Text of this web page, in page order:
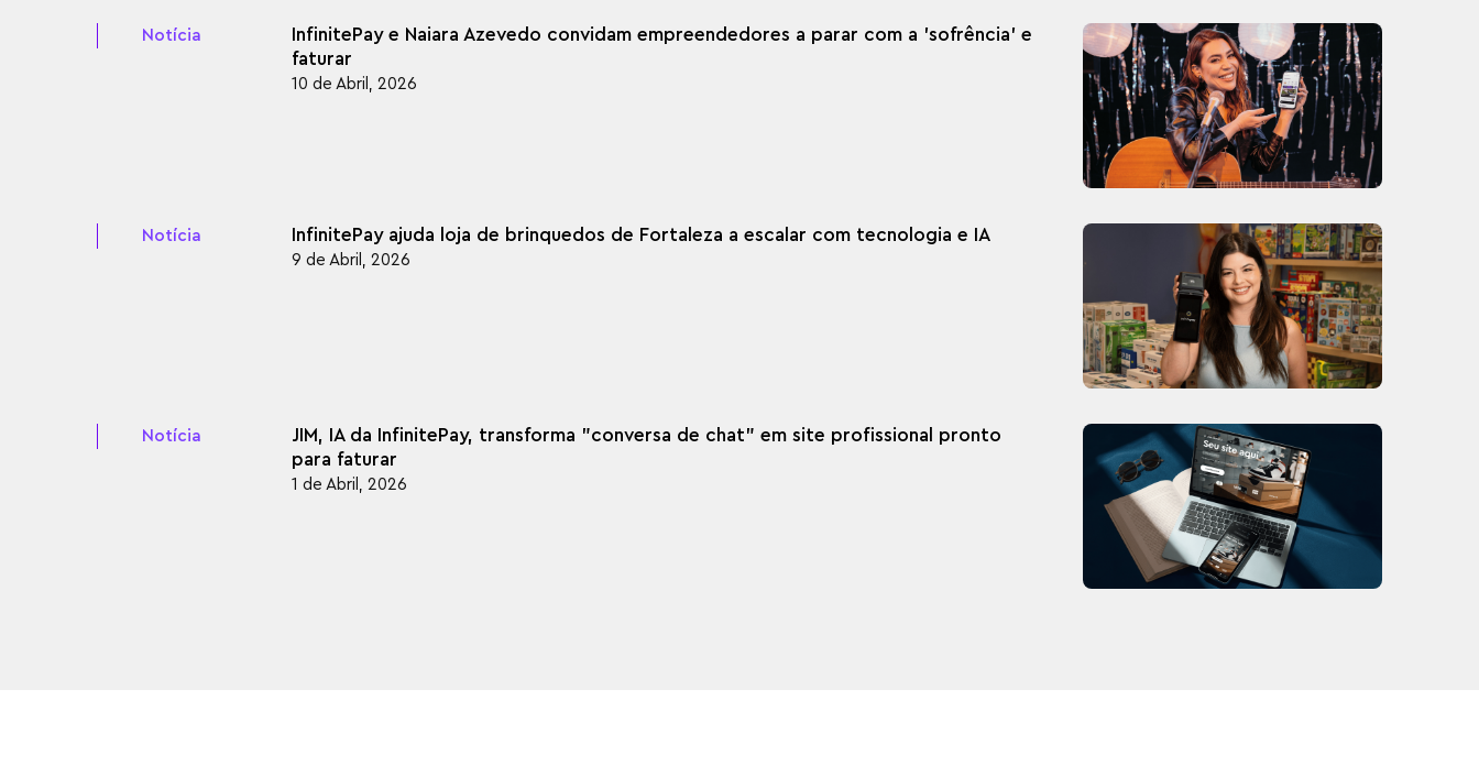
Notícia
InfinitePay e Naiara Azevedo convidam empreendedores a parar com a 'sofrência' e
faturar
10 de Abril, 2026
Notícia InfinitePay ajuda loja de brinquedos de Fortaleza a escalar com tecnologia e IA
9 de Abril, 2026
Notícia
JIM, IA da InfinitePay, transforma "conversa de chat" em site profissional pronto
para faturar
1 de Abril, 2026